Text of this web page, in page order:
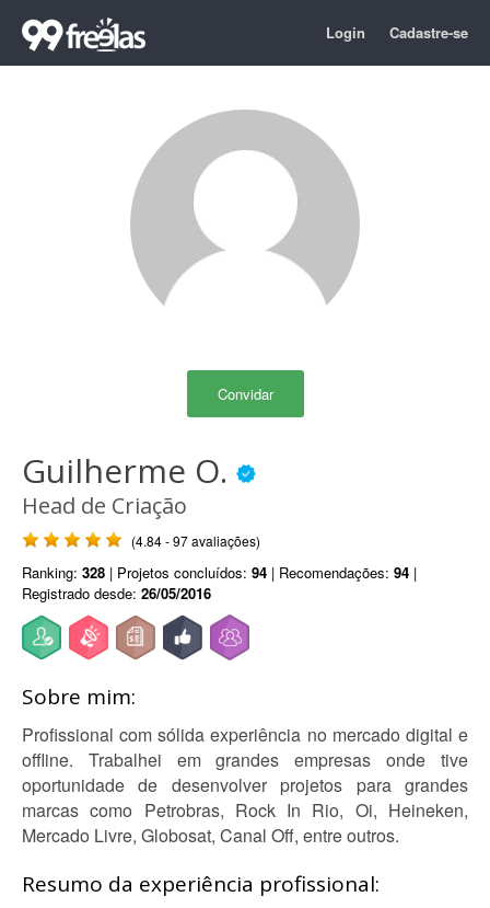
Login Cadastre-se
Convidar
Guilherme O.
Head de Criação
(4.84 - 97 avaliações)
Ranking: 328 | Projetos concluídos: 94 | Recomendações: 94 |
Registrado desde: 26/05/2016
Sobre mim:
Profissional com sólida experiência no mercado digital e
offline. Trabalhei em grandes empresas onde tive
oportunidade de desenvolver projetos para grandes
marcas como Petrobras, Rock In Rio, Oi, Heineken,
Mercado Livre, Globosat, Canal Off, entre outros.
Resumo da experiência profissional: